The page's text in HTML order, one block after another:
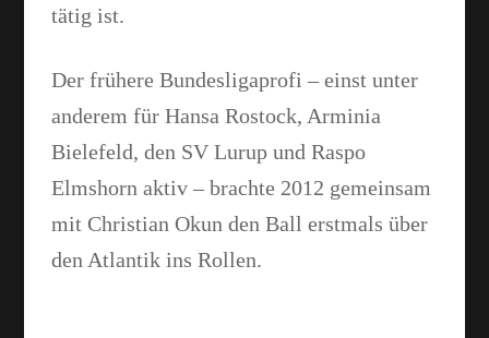
tätig ist.
Der frühere Bundesligaprofi – einst unter
anderem für Hansa Rostock, Arminia
Bielefeld, den SV Lurup und Raspo
Elmshorn aktiv – brachte 2012 gemeinsam
mit Christian Okun den Ball erstmals über
den Atlantik ins Rollen.